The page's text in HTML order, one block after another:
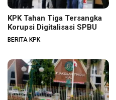
KPK Tahan Tiga Tersangka
Korupsi Digitalisasi SPBU
BERITA KPK